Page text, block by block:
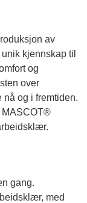
av
kjennskap til
og
over
og i fremtiden.
MASCOT®
gang.
med